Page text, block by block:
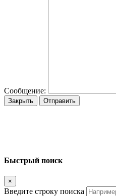
Сообщение:
Закрыть Отправить
Быстрый поиск
×
Введите строку поиска